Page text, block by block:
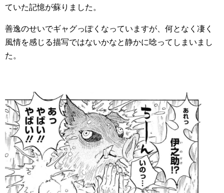
ていた記憶が蘇りました。
善逸のせいでギャグっぽくなっていますが、何となく凄く
風情を感じる描写ではないかなと静かに唸ってしまいまし
た。